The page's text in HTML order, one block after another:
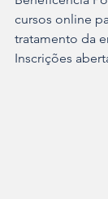
cursos online
tratamento da
Inscrições